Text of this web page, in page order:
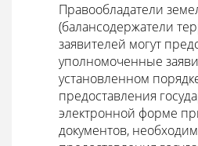
Правообладатели
(балансодержатели
заявителей могут
уполномоченные
установленном
предоставления
электронной форме
документов,